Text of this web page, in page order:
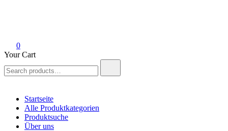
0
Your Cart
for:
Startseite
Alle Produktkategorien
Produktsuche
Über uns